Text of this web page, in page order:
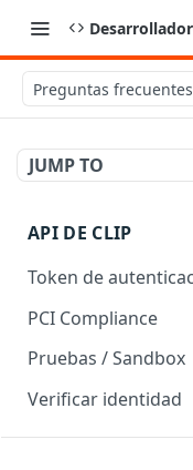
Preguntas
JUMP TO
API DE CLIP
Token de
PCI Compliance
Pruebas / Sandbox
Verificar identidad